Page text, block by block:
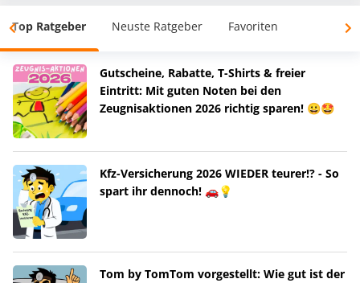
Top Ratgeber Neuste Ratgeber Favoriten
Gutscheine, Rabatte, T-Shirts & freier
Eintritt: Mit guten Noten bei den
Zeugnisaktionen 2026 richtig sparen! 😀🤩
Kfz-Versicherung 2026 WIEDER teurer!? - So
spart ihr dennoch! 🚗💡
Tom by TomTom vorgestellt: Wie gut ist der